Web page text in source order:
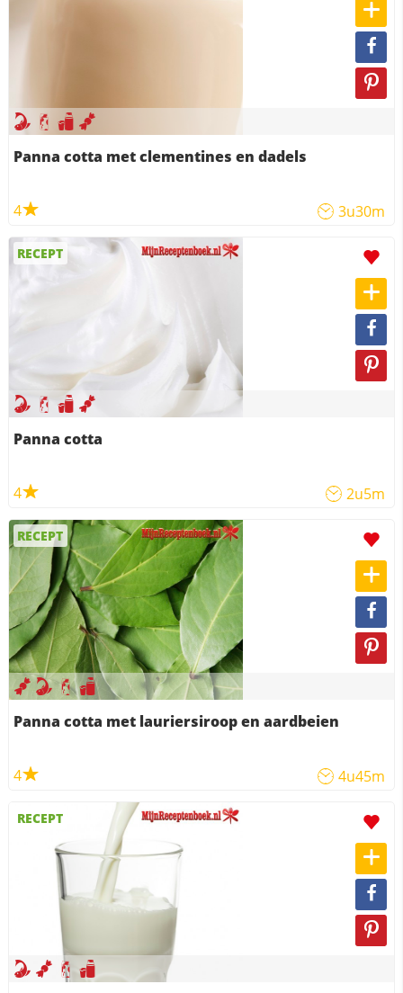
Panna cotta met clementines en dadels
4 3u30m
RECEPT
Panna cotta
4 2u5m
RECEPT
Panna cotta met lauriersiroop en aardbeien
4 4u45m
RECEPT